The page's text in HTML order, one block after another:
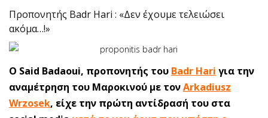
Προπονητής Badr Hari : «Δεν έχουμε τελειώσει
ακόμα…!»
O Said Badaoui, προπονητής του Badr Hari για την
αναμέτρηση του Μαροκινού με τονArkadiusz
Wrzosek, είχε την πρώτη αντίδρασή του στα